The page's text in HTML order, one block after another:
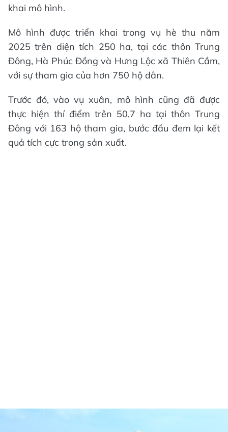
khai mô hình.
Mô hình được triển khai trong vụ hè thu năm
2025 trên diện tích 250 ha, tại các thôn Trung
Đông, Hà Phúc Đồng và Hưng Lộc xã Thiên Cầm,
với sự tham gia của hơn 750 hộ dân.
Trước đó, vào vụ xuân, mô hình cũng đã được
thực hiện thí điểm trên 50,7 ha tại thôn Trung
Đông với 163 hộ tham gia, bước đầu đem lại kết
quả tích cực trong sản xuất.